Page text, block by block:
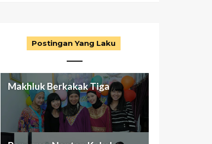
Postingan Yang Laku
Makhluk Berkakak Tiga